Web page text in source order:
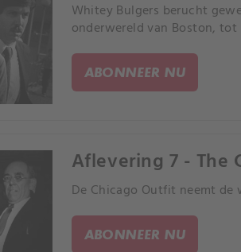
Whitey Bulgers berucht
onderwereld van Boston,
ABONNEER NU
Aflevering 7 - The
De Chicago Outfit neemt de
ABONNEER NU